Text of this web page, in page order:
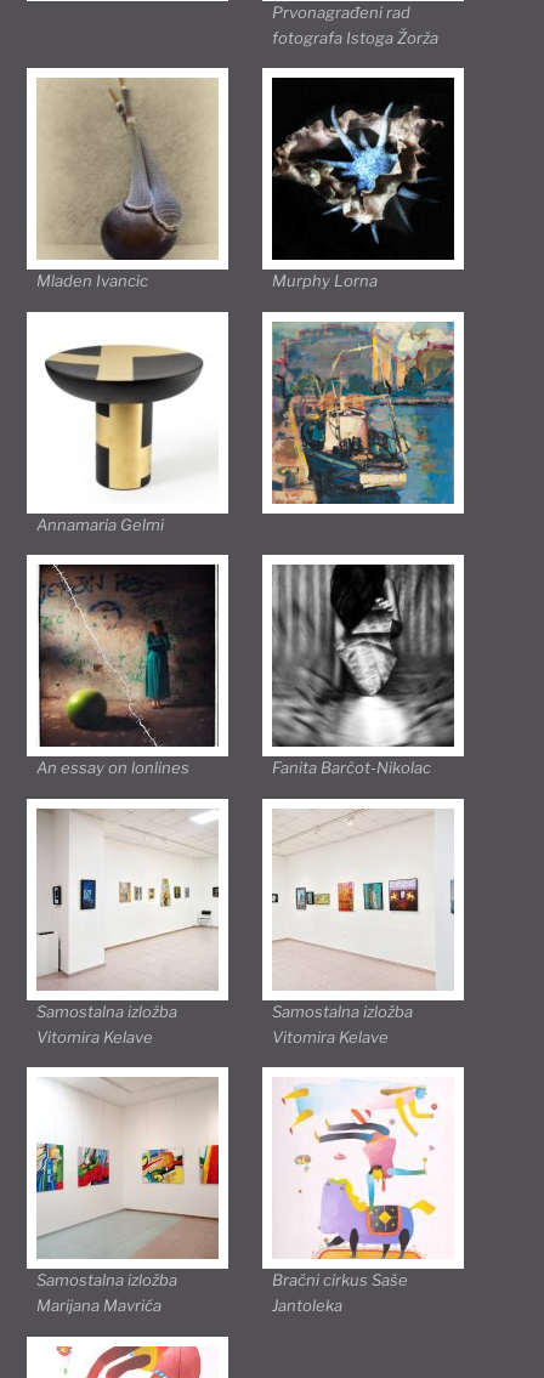
Prvonagrađeni rad
fotografa Istoga Žorža
Mladen Ivancic Murphy Lorna
Annamaria Gelmi
An essay on lonlines Fanita Barčot-Nikolac
Samostalna izložba
Vitomira Kelave
Samostalna izložba
Vitomira Kelave
Samostalna izložba
Marijana Mavrića
Bračni cirkus Saše
Jantoleka